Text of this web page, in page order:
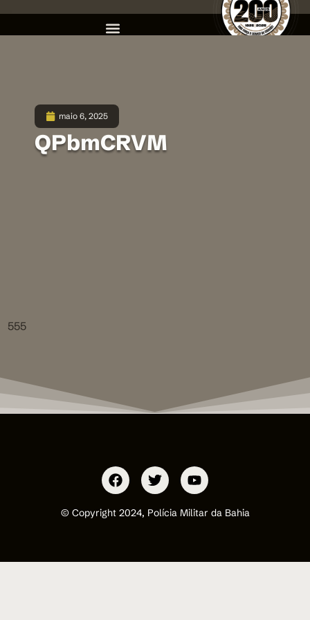
maio 6, 2025
QPbmCRVM
555
© Copyright 2024, Polícia Militar da Bahia